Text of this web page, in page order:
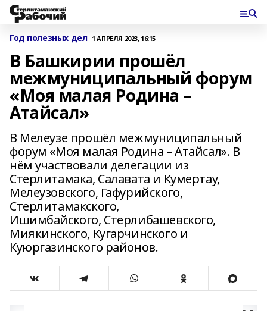
Год полезных дел 1 АПРЕЛЯ 2023, 16:15
В Башкирии прошёл
межмуниципальный форум
«Моя малая Родина –
Атайсал»
В Мелеузе прошёл межмуниципальный
форум «Моя малая Родина – Атайсал». В
нём участвовали делегации из
Стерлитамака, Салавата и Кумертау,
Мелеузовского, Гафурийского,
Стерлитамакского,
Ишимбайского, Стерлибашевского,
Миякинского, Кугарчинского и
Куюргазинского районов.